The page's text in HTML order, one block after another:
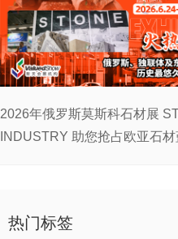
2026年俄罗斯莫斯科石材展
INDUSTRY 助您抢占欧亚石材
热门标签